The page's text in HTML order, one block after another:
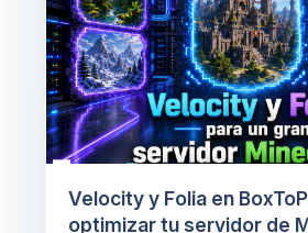
Velocity y Folia en
optimizar tu servidor de